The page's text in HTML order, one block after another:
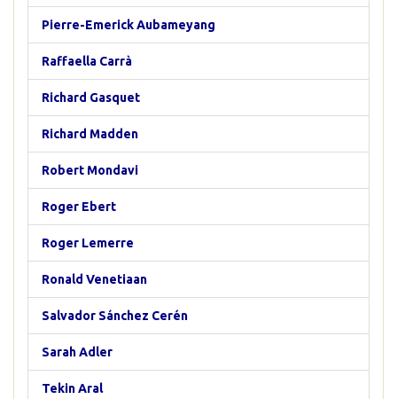
Pierre-Emerick Aubameyang
Raffaella Carrà
Richard Gasquet
Richard Madden
Robert Mondavi
Roger Ebert
Roger Lemerre
Ronald Venetiaan
Salvador Sánchez Cerén
Sarah Adler
Tekin Aral